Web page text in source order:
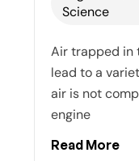
Science
Air trapped in
lead to a
air is not
engine
Read More